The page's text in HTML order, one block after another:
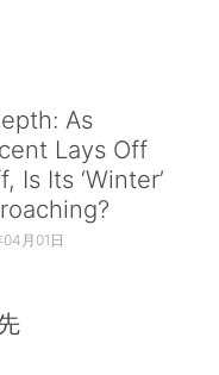
As
Lays Off
Is Its ‘Winter’
月01日